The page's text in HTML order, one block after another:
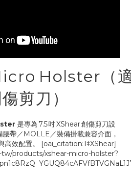
Holster（
剪刀）
是專為 7.5 吋 XShear 創傷剪刀設
腰帶／MOLLE／裝備掛載兼容介面，
高效配置。 [oai_citation:1‡XShear]
products/xshear-micro-holster?